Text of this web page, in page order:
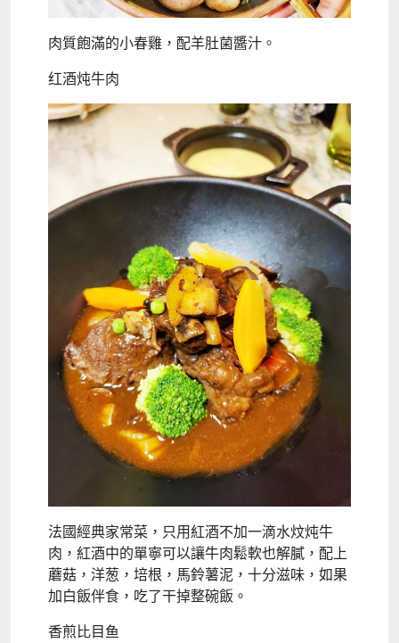
肉質飽滿的小春雞，配羊肚菌醬汁。
红酒炖牛肉
法國經典家常菜，只用紅酒不加一滴水炆炖牛
肉，紅酒中的單寧可以讓牛肉鬆軟也解膩，配上
蘑菇，洋葱，培根，馬鈴薯泥，十分滋味，如果
加白飯伴食，吃了干掉整碗飯。
香煎比目鱼